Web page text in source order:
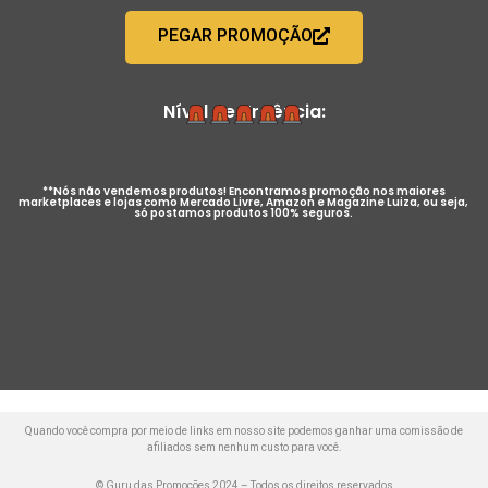
PEGAR PROMOÇÃO
Nível de Urgência:
**Nós não vendemos produtos! Encontramos promoção nos maiores
marketplaces e lojas como Mercado Livre, Amazon e Magazine Luiza, ou seja,
só postamos produtos 100% seguros.
Quando você compra por meio de links em nosso site podemos ganhar uma comissão de
afiliados sem nenhum custo para você.
© Guru das Promoções 2024 – Todos os direitos reservados